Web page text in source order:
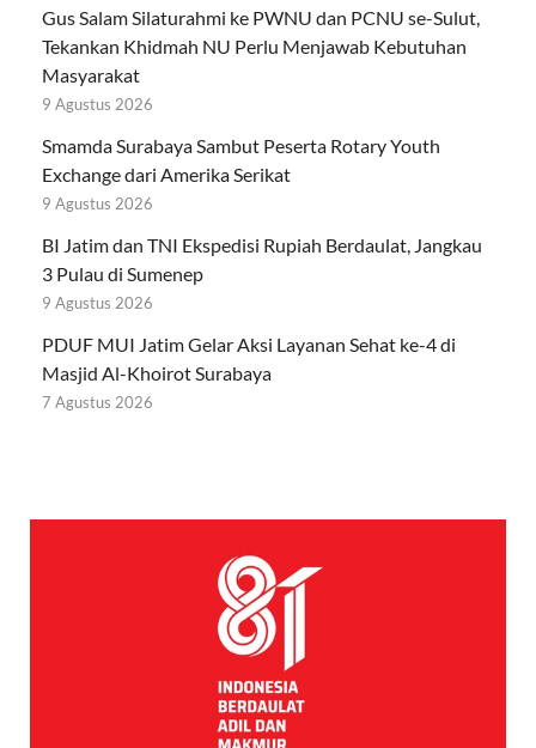
Gus Salam Silaturahmi ke PWNU dan PCNU se-Sulut,
Tekankan Khidmah NU Perlu Menjawab Kebutuhan
Masyarakat
9 Agustus 2026
Smamda Surabaya Sambut Peserta Rotary Youth
Exchange dari Amerika Serikat
9 Agustus 2026
BI Jatim dan TNI Ekspedisi Rupiah Berdaulat, Jangkau
3 Pulau di Sumenep
9 Agustus 2026
PDUF MUI Jatim Gelar Aksi Layanan Sehat ke-4 di
Masjid Al-Khoirot Surabaya
7 Agustus 2026